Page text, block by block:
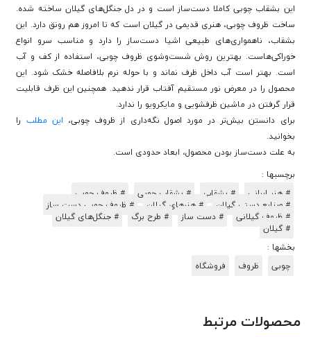
این بشقاب چوبی کاملا دست‌ساز است و در دل جنگل‌های گیلان ساخته شده.
ساخت ظروف چوبی، هنری قدیمی در گیلان است که تا امروز هم رونق دارد. این
بشقاب، ناهمواری‌های طبیعی اشیا دست‌ساز را دارد و مناسب سرو انواع
خوراکی‌هاست. بهترین روش شست‌وشوی ظروف چوبی، استفاده از کف و آب
است. بهتر است آب داخل ظرف نماند و با حوله نرم بلافاصله خشک شود. این
محصول را در معرض نور مستقیم آفتاب قرار ندهید. همچنین این ظرف قابلیت
قرار گرفتن در ماشین ظرفشویی و مایکرویو را ندارد.
برای دانستن بیش‌تر در مورد اصول نگه‌داری از ظروف چوبی، این مطلب را
بخوانید.
به علت دست‌ساز بودن محصول، ابعاد حدودی است.
برچسبها :
# هنر ایرانی
# بشقاب # بشقاب چوبی
# ظروف چوبی
# صنایع دستی گیلان
# هنرهای گیلان
# ظروف چوبی دست ساز
# ظروف گیلانی
# دست ساز # طرح برگ
# جنگل‌های گیلان
# گیلان
بخشها :
چوبی
ظروف فروشگاه
محصولات مرتبط